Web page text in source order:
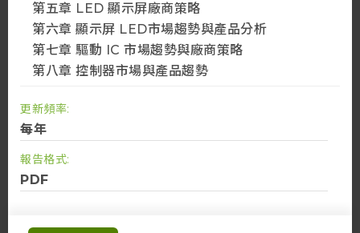
第五章 LED 顯示屏廠商策略
第六章 顯示屏 LED市場趨勢與產品分析
第七章 驅動 IC 市場趨勢與廠商策略
第八章 控制器市場與產品趨勢
更新頻率:
每年
報告格式:
PDF
金級+ 會員
查看更多
金級會員